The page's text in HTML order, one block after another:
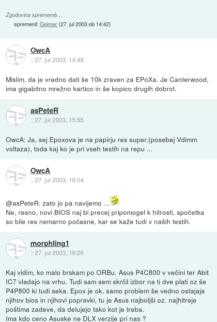
Zgodovina sprememb…
spremenil:Gejmer(27. jul 2003 ob 14:42)
OwcA
::27. jul 2003, 14:48
Mislim, da je vredno dati še 10k zraven za EPoXa. Je Canterwood,
ima gigabitno mrežno kartico in še kopico drugih dobrot.
asPeteR
::27. jul 2003, 15:55
OwcA: Ja, sej Epoxova je na papirju res super.(posebej Vdimm
voltaza), toda kaj ko je pri vseh testih na repu ...
OwcA
::27. jul 2003, 16:04
@asPeteR: zato jo pa navijemo ...
Ne, resno, novi BIOS naj bi precej pripomogel k hitrosti, spočetka
so bile res nemarno počasne, kar se kaže tudi v naših testih.
morphling1
::27. jul 2003, 16:26
Kaj vidim, ko malo brskam po ORBu. Asus P4C800 v večini ter Abit
IC7 vladajo na vrhu. Tudi sam sem skrčil izbor na ti dve plati oz še
P4P800 ki tudi seka. Epox je ok, samo problem še vedno ostajaja
njihov bios in njihovi popravki, tu je Asus najboljši oz. najhitreje
poštima zadeve, da delujejo tako kot je treba.
Ima kdo ceno Asuske ne DLX verzije pri nas ?